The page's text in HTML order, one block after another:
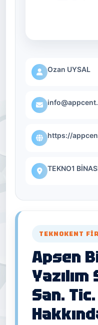
Ozan UYSAL
https://
TEKNO1
TEKNOKENT
Apsen
San.